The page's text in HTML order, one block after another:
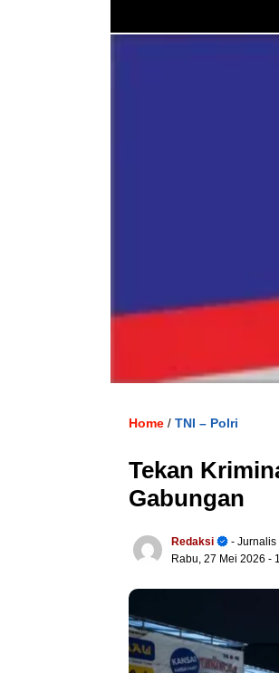
Home / TNI – Polri
Tekan
Gabungan
Redaksi
- Jurnalis
Rabu, 27 Mei 2026 -